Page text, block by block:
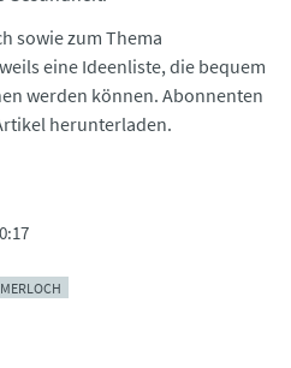
sowie zum Thema
eine Ideenliste, die bequem
werden können. Abonnenten
herunterladen.